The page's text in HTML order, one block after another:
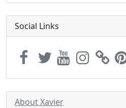
Social Links
About Xavier